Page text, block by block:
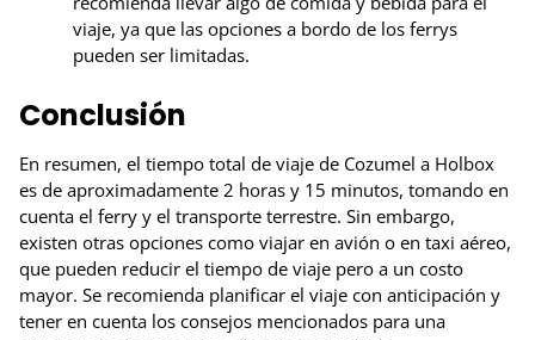
viaje, ya que las opciones a bordo de los ferrys
pueden ser limitadas.
Conclusión
En resumen, el tiempo total de viaje de Cozumel a Holbox
es de aproximadamente 2 horas y 15 minutos, tomando en
cuenta el ferry y el transporte terrestre. Sin embargo,
existen otras opciones como viajar en avión o en taxi aéreo,
que pueden reducir el tiempo de viaje pero a un costo
mayor. Se recomienda planificar el viaje con anticipación y
tener en cuenta los consejos mencionados para una